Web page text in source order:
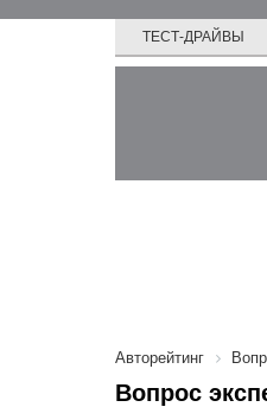
ТЕСТ-ДРАЙВЫ
Авторейтинг
Вопрос